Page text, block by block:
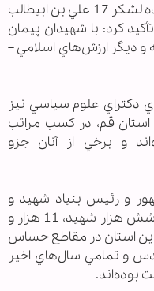
مادر شهيدان مهدي زين الدين فرمانده لشكر 17 علي بن ابيطالب
كرد: با شهيدان پيمان
و ديگر ارزش‌هاي اسلامي –
دكتراي علوم سياسي نيز
قم، در كسب مراتب
و برخي از آنان جزو
و رئيس بنياد شهيد و
ايثارگران هم در اين ديدار با اشاره به شش هزار شهيد، 11 هزار و
استان در مقاطع حساس
و تمامي سال‌هاي اخير
بوده‌اند.